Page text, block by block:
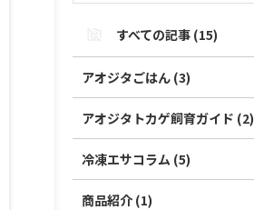
すべての記事 (15)
アオジタごはん (3)
アオジタトカゲ飼育ガイド (2)
冷凍エサコラム (5)
商品紹介 (1)